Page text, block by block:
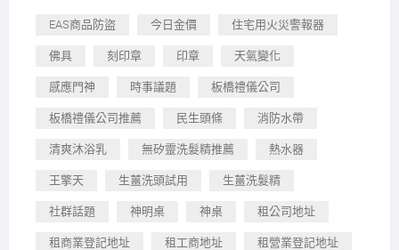
EAS商品防盜 今日金價 住宅用火災警報器
佛具 刻印章 印章 天氣變化
感應門神 時事議題 板橋禮儀公司
板橋禮儀公司推薦 民生頭條 消防水帶
清爽沐浴乳 無矽靈洗髮精推薦 熱水器
王擎天 生薑洗頭試用 生薑洗髮精
社群話題 神明桌 神桌 租公司地址
租商業登記地址 租工商地址 租營業登記地址